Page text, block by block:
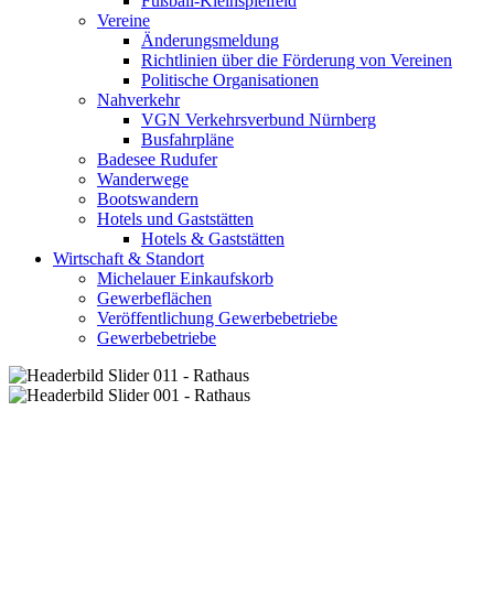
Vereine
Änderungsmeldung
Richtlinien über die Förderung von Vereinen
Politische Organisationen
Nahverkehr
VGN Verkehrsverbund Nürnberg
Busfahrpläne
Badesee Rudufer
Wanderwege
Bootswandern
Hotels und Gaststätten
Hotels & Gaststätten
Wirtschaft & Standort
Michelauer Einkaufskorb
Gewerbeflächen
Veröffentlichung Gewerbebetriebe
Gewerbebetriebe